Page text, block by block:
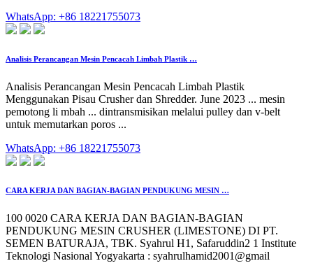
WhatsApp: +86 18221755073
Analisis Perancangan Mesin Pencacah Limbah Plastik …
Analisis Perancangan Mesin Pencacah Limbah Plastik
Menggunakan Pisau Crusher dan Shredder. June 2023 ... mesin
pemotong li mbah ... dintransmisikan melalui pulley dan v-belt
untuk memutarkan poros ...
WhatsApp: +86 18221755073
CARA KERJA DAN BAGIAN-BAGIAN PENDUKUNG MESIN …
100 0020 CARA KERJA DAN BAGIAN-BAGIAN
PENDUKUNG MESIN CRUSHER (LIMESTONE) DI PT.
SEMEN BATURAJA, TBK. Syahrul H1, Safaruddin2 1 Institute
Teknologi Nasional Yogyakarta : syahrulhamid2001@gmail